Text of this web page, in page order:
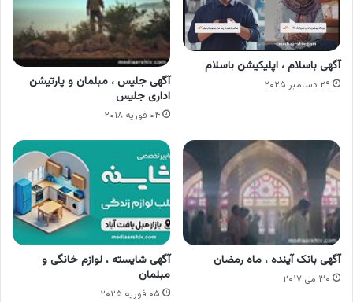
آگهی باسلام ، اپلیکیشن باسلام
۲۹ دسامبر ۲۰۲۵
آگهی جلیس ، مبلمان و پارتیشن
اداری جلیس
۰۴ فوریه ۲۰۱۸
آگهی بانک آینده ، ماه رمضان
۳۰ می ۲۰۱۷
آگهی شایسته ، لوازم خانگی و
مبلمان
۰۵ فوریه ۲۰۲۵